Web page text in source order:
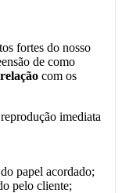
fortes do nosso
de como
relação com os
imediata
papel acordado;
pelo cliente;